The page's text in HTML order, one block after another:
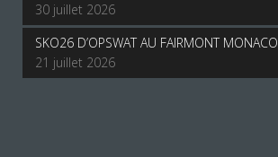
30 juillet 2026
SKO26 D’OPSWAT AU FAIRMONT MONACO
21 juillet 2026